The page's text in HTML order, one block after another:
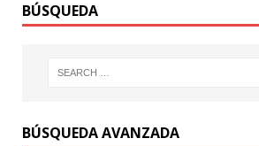
BÚSQUEDA
BÚSQUEDA AVANZADA